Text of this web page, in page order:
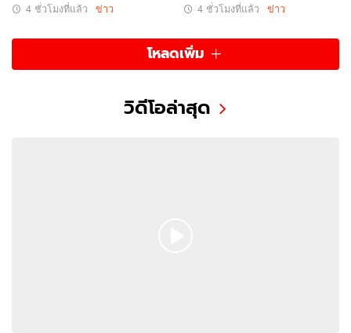
4 ชั่วโมงที่แล้ว ข่าว 4 ชั่วโมงที่แล้ว ข่าว
โหลดเพิ่ม
วิดีโอล่าสุด